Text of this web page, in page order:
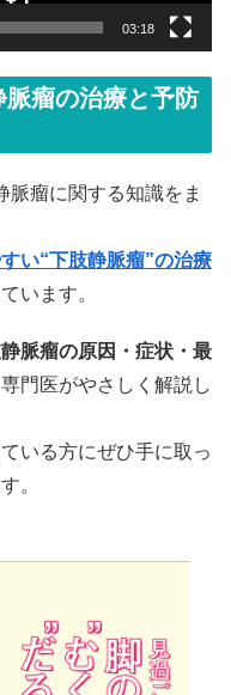
03:18
瘤の治療と予防
脈瘤に関する知識をま
い“下肢静脈瘤”の治療
います。
脈瘤の原因・症状・最
門医がやさしく解説し
いる方にぜひ手に取っ
。